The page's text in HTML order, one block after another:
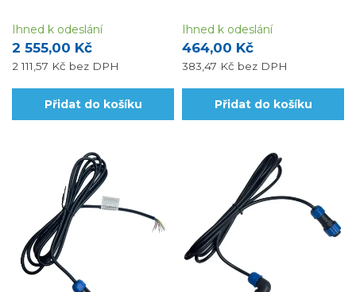
2 555,00 Kč
2 111,57 Kč bez DPH
Ihned k odeslání
Přidat do košíku
464,00 Kč
383,47 Kč bez DPH
Ihned k odeslání
Přidat do košíku